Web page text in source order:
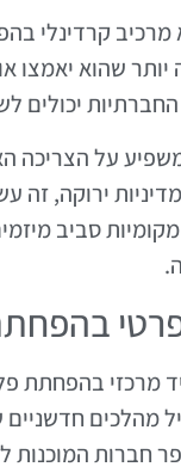
יותר שהוא יאמצו
יכולים
משפיע על
ירוקה,
סביב
מהלכים
חברות